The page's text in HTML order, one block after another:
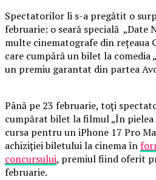
Spectatorilor li s-a pregătit o
februarie: o seară specială „Date
multe cinematografe din rețeaua
care cumpără un bilet la comedia
un premiu garantat din partea
Până pe 23 februarie, toți
cumpărat bilet la filmul „În pielea
cursa pentru un iPhone 17 Pro
achiziției biletului la cinema în
concursului, premiul fiind oferit
februarie.